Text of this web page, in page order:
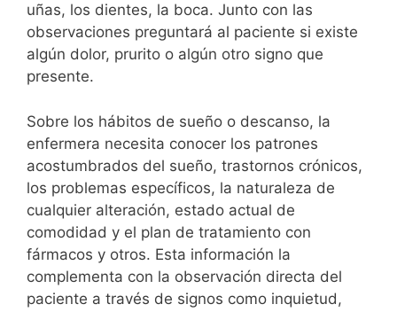
uñas, los dientes, la boca. Junto con las
observaciones preguntará al paciente si existe
algún dolor, prurito o algún otro signo que
presente.
Sobre los hábitos de sueño o descanso, la
enfermera necesita conocer los patrones
acostumbrados del sueño, trastornos crónicos,
los problemas específicos, la naturaleza de
cualquier alteración, estado actual de
comodidad y el plan de tratamiento con
fármacos y otros. Esta información la
complementa con la observación directa del
paciente a través de signos como inquietud,